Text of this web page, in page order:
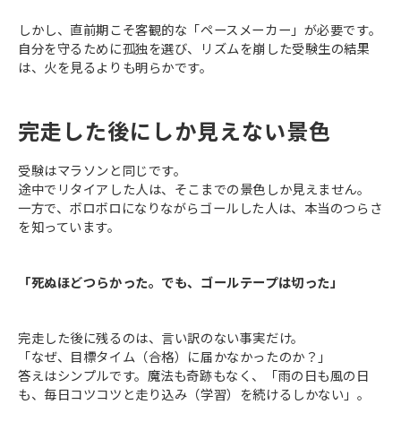
しかし、直前期こそ客観的な「ペースメーカー」が必要です。
自分を守るために孤独を選び、リズムを崩した受験生の結果
は、火を見るよりも明らかです。
完走した後にしか見えない景色
受験はマラソンと同じです。
途中でリタイアした人は、そこまでの景色しか見えません。
一方で、ボロボロになりながらゴールした人は、本当のつらさ
を知っています。
「死ぬほどつらかった。でも、ゴールテープは切った」
完走した後に残るのは、言い訳のない事実だけ。
「なぜ、目標タイム（合格）に届かなかったのか？」
答えはシンプルです。魔法も奇跡もなく、「雨の日も風の日
も、毎日コツコツと走り込み（学習）を続けるしかない」。